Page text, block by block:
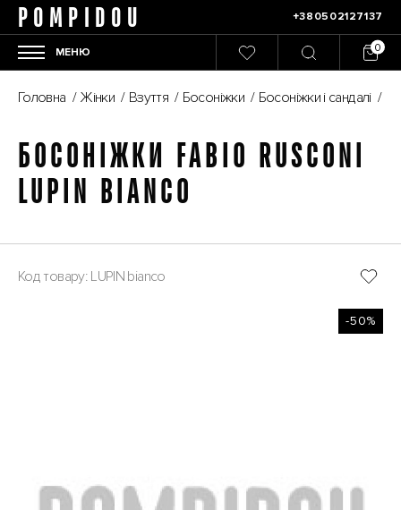
POMPIDOU +380502127137
МЕНЮ
Головна / Жінки / Взуття / Босоніжки / Босоніжки і сандалі /
БОСОНІЖКИ FABIO RUSCONI
LUPIN BIANCO
Код товару: LUPIN bianco
-50%